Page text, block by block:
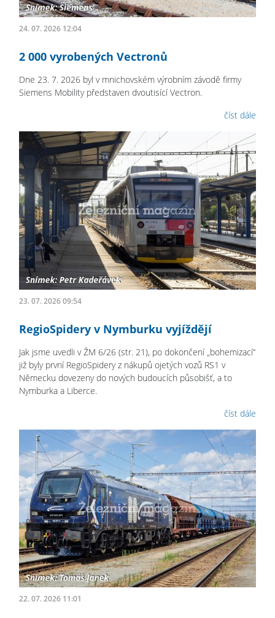
24. 07. 2026 12:04
2 000 vyrobených Vectronů
Dne 23. 7. 2026 byl v mnichovském výrobním závodě firmy
Siemens Mobility představen dvoutisící Vectron.
číst dále
23. 07. 2026 09:54
RegioSpidery v Nymburku vyjíždějí
Jak jsme uvedli v ŽM 6/26 (str. 21), po dokončení „bohemizací“
již byly první RegioSpidery z nákupů ojetých vozů RS1 v
Německu dovezeny do nových budoucích působišť, a to
Nymburka a Liberce.
číst dále
22. 07. 2026 11:01